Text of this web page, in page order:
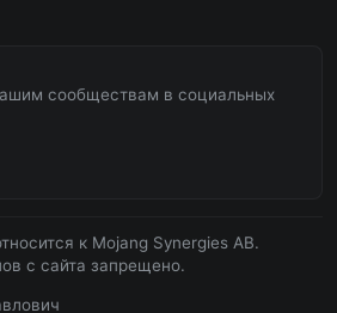
сообществам в социальных
к Mojang Synergies AB.
с сайта запрещено.